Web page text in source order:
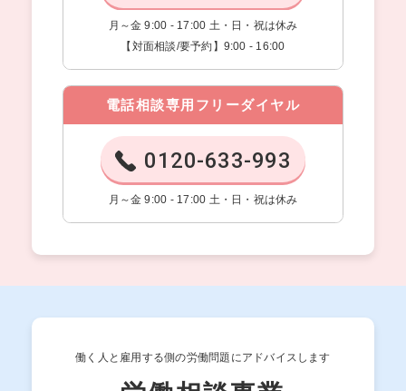
月～金 9:00 - 17:00 土・日・祝は休み
【対面相談/要予約】9:00 - 16:00
電話相談専用フリーダイヤル
0120-633-993
月～金 9:00 - 17:00 土・日・祝は休み
働く人と雇用する側の労働問題にアドバイスします